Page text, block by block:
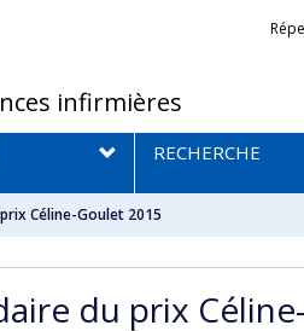
infirmières
RECHERCHE
Céline-Goulet 2015
du prix